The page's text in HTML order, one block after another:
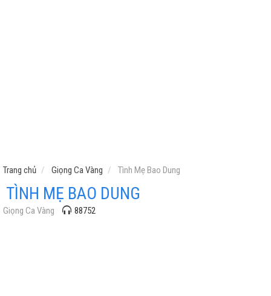
Trang chủ Giọng Ca Vàng Tình Mẹ Bao Dung
TÌNH MẸ BAO DUNG
Giọng Ca Vàng 88752